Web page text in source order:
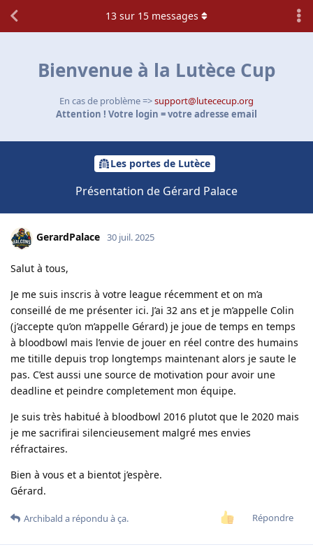
Bienvenue à la Lutèce Cup
En cas de problème =>support@lutececup.org
Attention ! Votre login = votre adresse email
Les portes de Lutèce
Présentation de Gérard Palace
13 sur 15 messages
GerardPalace 30 juil. 2025
Salut à tous,
Je me suis inscris à votre league récemment et on m’a
conseillé de me présenter ici. J’ai 32 ans et je m’appelle Colin
(j’accepte qu’on m’appelle Gérard) je joue de temps en temps
à bloodbowl mais l’envie de jouer en réel contre des humains
me titille depuis trop longtemps maintenant alors je saute le
pas. C’est aussi une source de motivation pour avoir une
deadline et peindre completement mon équipe.
Je suis très habitué à bloodbowl 2016 plutot que le 2020 mais
je me sacrifirai silencieusement malgré mes envies
réfractaires.
Bien à vous et a bientot j’espère.
Gérard.
Répondre
Archibald a répondu à ça.